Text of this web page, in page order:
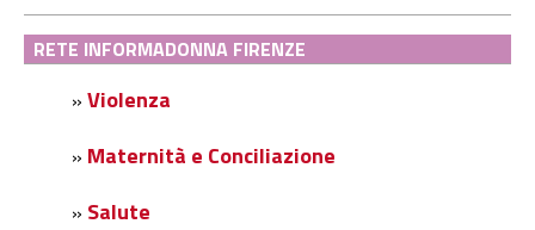
RETE INFORMADONNA FIRENZE
» Violenza
» Maternità e Conciliazione
» Salute